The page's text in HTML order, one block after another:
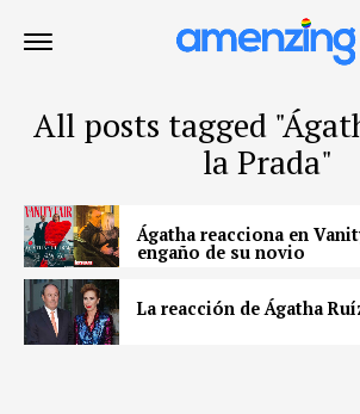
All posts tagged
la Prada"
Ágatha reacciona en
engaño de su novio
La reacción de Ágatha